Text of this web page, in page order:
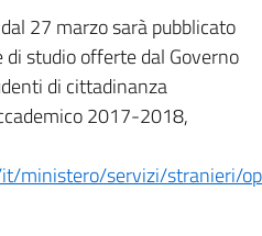
27 marzo sarà pubblicato
studio offerte dal Governo
di cittadinanza
2017-2018,
ministero/servizi/stranieri/